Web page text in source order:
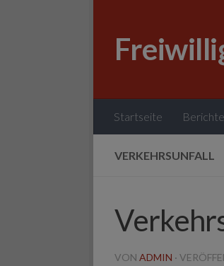
Startseite Berichte
VERKEHRSUNFALL
VON ADMIN ·